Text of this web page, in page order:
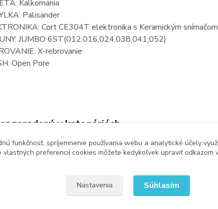
Kalkomania
Palisander
Cort CE304T elektronika s Keramickým snímačom
JUMBO 6ST(012,016,024,038,041,052)
X-rebrovanie
Open Pore
zaradený v kategóriách
Elektro-akustické gitary
funkčnosť, spríjemnenie používania webu a analytické účely
vlastných preferencií cookies môžete kedykoľvek upraviť odkazom
Nastavenia Súhlasím